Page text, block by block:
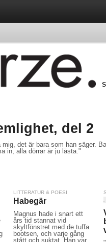
del 2
det är bara som han säger.
in, alla dörrar är ju låsta."
LITTERATUR & POESI
Habegär
Magnus hade i snart ett
års tid stannat vid
skyltfönstret med de tuffa
bootsen, och varje gång
stått och suktat. Han var